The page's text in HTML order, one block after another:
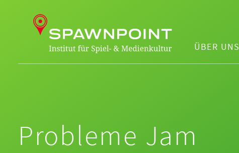
ÜBER UNS
Probleme Jam